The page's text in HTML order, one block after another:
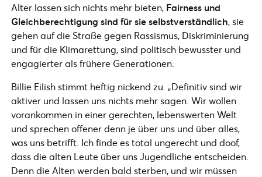
Alter lassen sich nichts mehr bieten, Fairness und
Gleichberechtigung sind für sie selbstverständlich, sie
gehen auf die Straße gegen Rassismus, Diskriminierung
und für die Klimarettung, sind politisch bewusster und
engagierter als frühere Generationen.
Billie Eilish stimmt heftig nickend zu. „Definitiv sind wir
aktiver und lassen uns nichts mehr sagen. Wir wollen
vorankommen in einer gerechten, lebenswerten Welt
und sprechen offener denn je über uns und über alles,
was uns betrifft. Ich finde es total ungerecht und doof,
dass die alten Leute über uns Jugendliche entscheiden.
Denn die Alten werden bald sterben, und wir müssen